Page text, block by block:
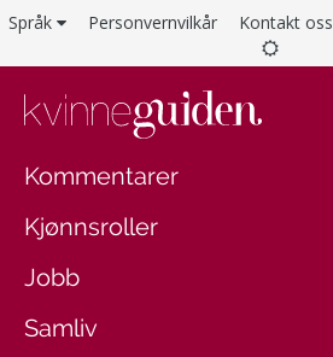
Språk Personvernvilkår Kontakt oss
Kommentarer
Kjønnsroller
Jobb
Samliv